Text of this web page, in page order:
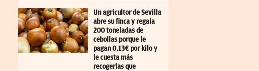
Un agricultor de Sevilla
abre su finca y regala
200 toneladas de
cebollas porque le
pagan 0,13€ por kilo y
le cuesta más
recogerlas que